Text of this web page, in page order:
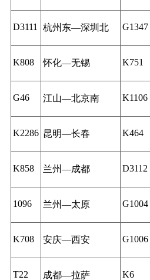
D3111 杭州东—深圳北 G1347
K808 怀化—无锡 K751
G46 江山—北京南 K1106
K2286 昆明—长春 K464
K858 兰州—成都 D3112
1096 兰州—太原 G1004
K708 安庆—西安 G1006
T22 成都—拉萨 K6